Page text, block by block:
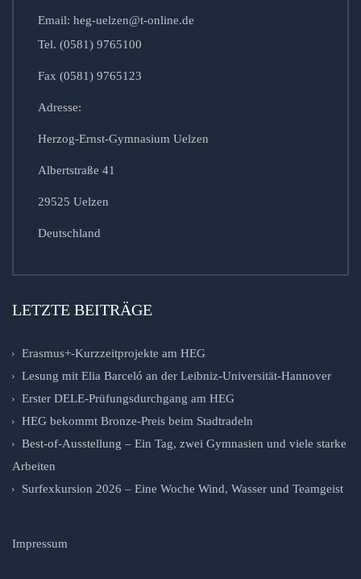
Email: heg-uelzen@t-online.de
Tel. (0581) 9765100
Fax (0581) 9765123
Adresse:
Herzog-Ernst-Gymnasium Uelzen
Albertstraße 41
29525 Uelzen
Deutschland
LETZTE BEITRÄGE
Erasmus+-Kurzzeitprojekte am HEG
Lesung mit Elia Barceló an der Leibniz-Universität-Hannover
Erster DELE-Prüfungsdurchgang am HEG
HEG bekommt Bronze-Preis beim Stadtradeln
Best-of-Ausstellung – Ein Tag, zwei Gymnasien und viele starke
Arbeiten
Surfexkursion 2026 – Eine Woche Wind, Wasser und Teamgeist
Impressum